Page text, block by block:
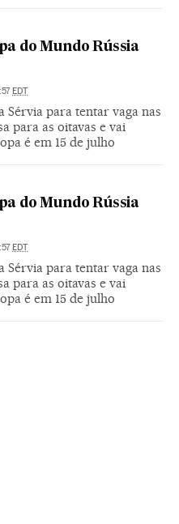
do Mundo Rússia
EDT
Sérvia para tentar vaga nas
para as oitavas e vai
é em 15 de julho
do Mundo Rússia
EDT
Sérvia para tentar vaga nas
para as oitavas e vai
é em 15 de julho